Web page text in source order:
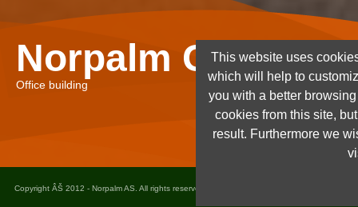
Norpalm Ghana
Office building
Copyright ÂŠ 2012 - Norpalm AS. All rights reserved. Design and implementation
This website uses
which will help to
you with a better
cookies from this site,
result. Furthermore we